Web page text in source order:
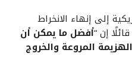
إلى إنهاء الانخراط
إن “أفضل ما يمكن أن
المروعة والخروج